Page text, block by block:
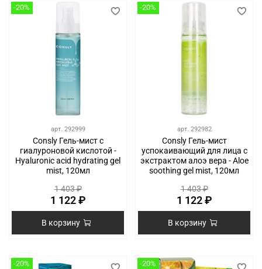
-20%
арт. 292999
Consly Гель-мист с
гиалуроновой кислотой -
Hyaluronic acid hydrating gel
mist, 120мл
1 403 ₽
1 122 ₽
В корзину
-20%
арт. 292982
Consly Гель-мист
успокаивающий для лица с
экстрактом алоэ вера - Aloe
soothing gel mist, 120мл
1 403 ₽
1 122 ₽
В корзину
-20% -20%